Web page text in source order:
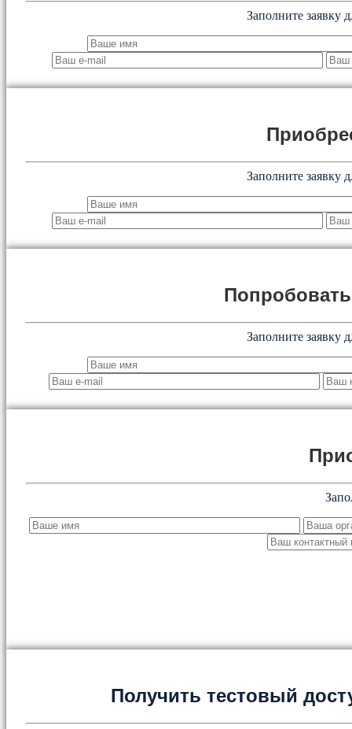
Заполните заявку
Заполните заявку
Заполните заявку
Получить тестовый